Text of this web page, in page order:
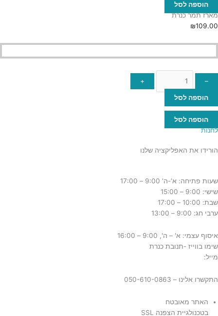
הוספה לסל
מארז תמר כנרת
₪109.00
–
+
הוספה לסל
הוספה לסל
לחנות
הורידו את האפליקציה שלנו
שעות פתיחה: א’-ה’ 9:00 – 17:00
שישי: 9:00 – 15:00
שבת: 10:00 – 17:00
ערבי חג: 9:00 – 13:00
איסוף עצמי: א' – ה', 9:00 – 16:00
שימו בווייז -תנובת כנרת
מייל:
התקשרו אלינו – 050-610-0863
האתר מאובטח
בטכנולגיית הצפנה SSL